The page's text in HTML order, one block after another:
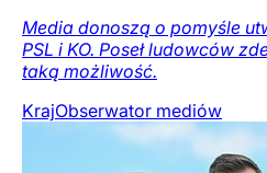
Media donoszą o pomyśle
PSL i KO. Poseł ludowców
taką możliwość.
KrajObserwator mediów